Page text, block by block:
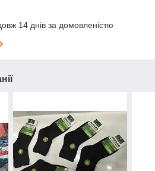
14 днів за домовленістю